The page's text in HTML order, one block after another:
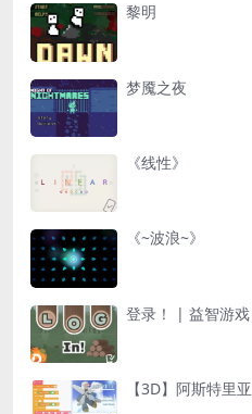
黎明
梦魇之夜
《线性》
《~波浪~》
登录！ | 益智游戏
【3D】阿斯特里亚